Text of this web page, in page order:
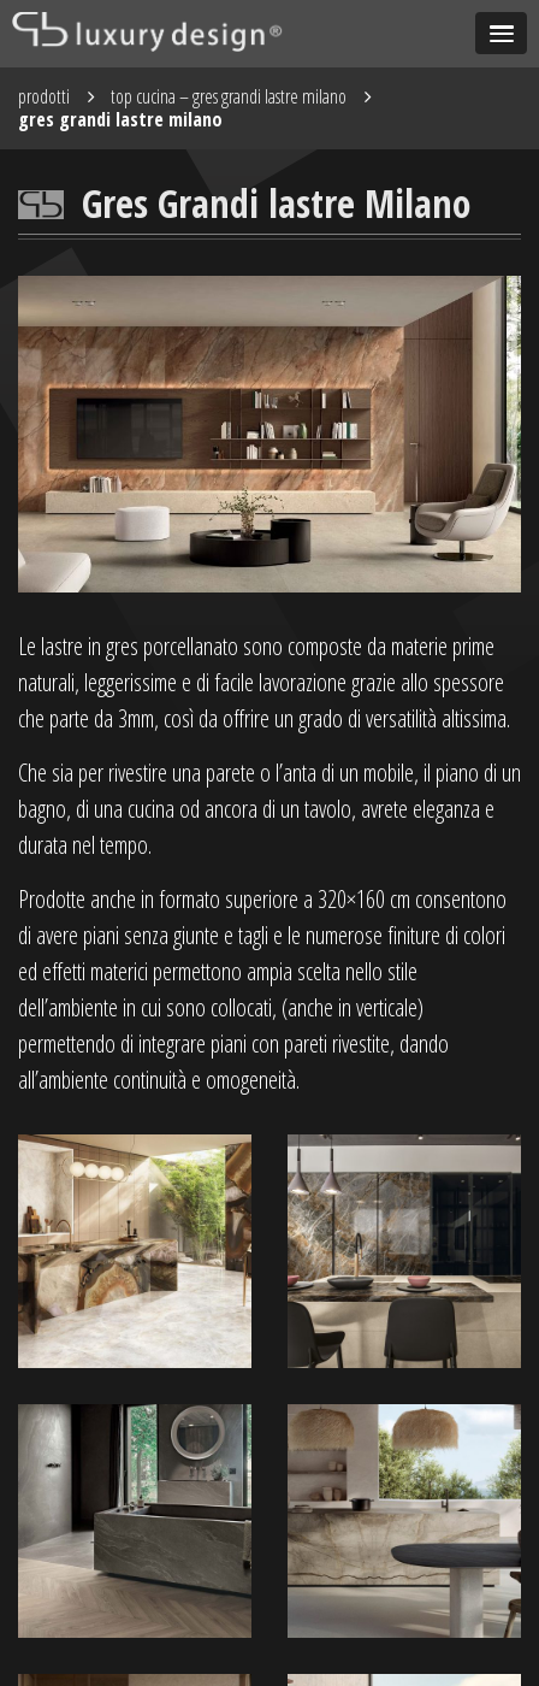
prodotti
top cucina – gres grandi lastre milano
gres grandi lastre milano
Gres Grandi lastre Milano
Le lastre in gres porcellanato sono composte da materie prime
naturali, leggerissime e di facile lavorazione grazie allo spessore
che parte da 3mm, così da offrire un grado di versatilità altissima.
Che sia per rivestire una parete o l’anta di un mobile, il piano di un
bagno, di una cucina od ancora di un tavolo, avrete eleganza e
durata nel tempo.
Prodotte anche in formato superiore a 320×160 cm consentono
di avere piani senza giunte e tagli e le numerose finiture di colori
ed effetti materici permettono ampia scelta nello stile
dell’ambiente in cui sono collocati, (anche in verticale)
permettendo di integrare piani con pareti rivestite, dando
all’ambiente continuità e omogeneità.